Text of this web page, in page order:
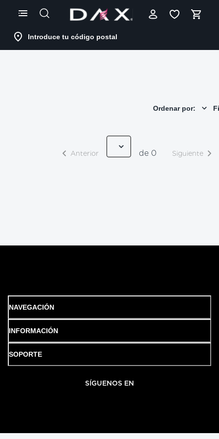
Introduce tu código postal
Ordenar por:
Anterior de 0 Siguiente
NAVEGACIÓN
INFORMACIÓN
SOPORTE
SÍGUENOS EN